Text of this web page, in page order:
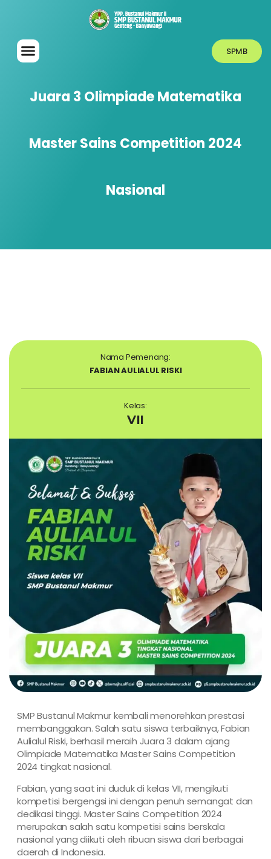
SPMB
Juara 3 Olimpiade Matematika
Master Sains Competition 2024
Nasional
Nama Pemenang:
FABIAN AULIALUL RISKI
Kelas:
VII
SMP Bustanul Makmur kembali menorehkan prestasi
membanggakan. Salah satu siswa terbaiknya, Fabian
Aulialul Riski, berhasil meraih Juara 3 dalam ajang
Olimpiade Matematika Master Sains Competition
2024 tingkat nasional.
Fabian, yang saat ini duduk di kelas VII, mengikuti
kompetisi bergengsi ini dengan penuh semangat dan
dedikasi tinggi. Master Sains Competition 2024
merupakan salah satu kompetisi sains berskala
nasional yang diikuti oleh ribuan siswa dari berbagai
daerah di Indonesia.